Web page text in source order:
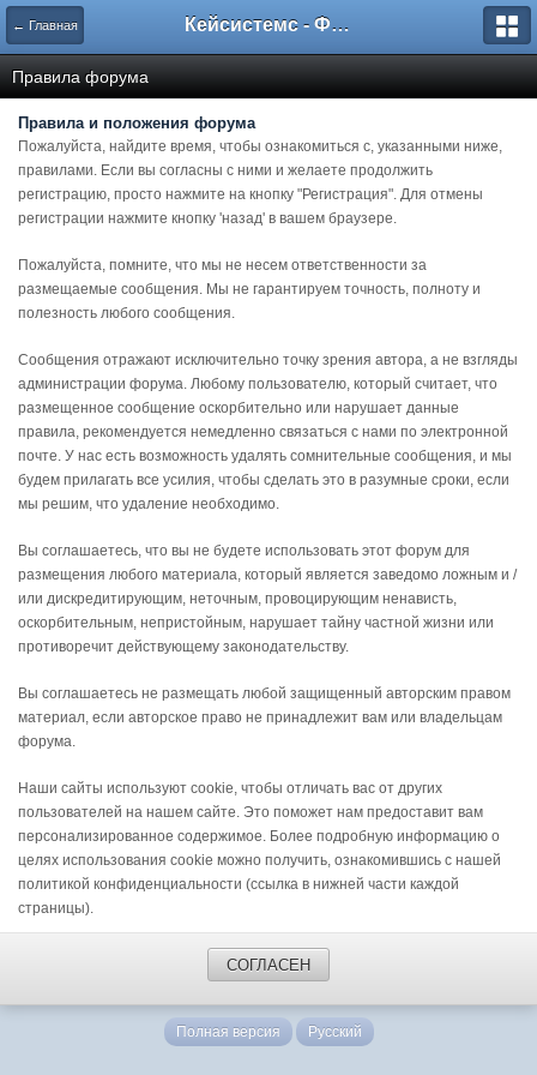
← Главная Кейсистемс - Форумы
Правила форума
Правила и положения форума
Пожалуйста, найдите время, чтобы ознакомиться с, указанными ниже,
правилами. Если вы согласны с ними и желаете продолжить
регистрацию, просто нажмите на кнопку "Регистрация". Для отмены
регистрации нажмите кнопку 'назад' в вашем браузере.
Пожалуйста, помните, что мы не несем ответственности за
размещаемые сообщения. Мы не гарантируем точность, полноту и
полезность любого сообщения.
Сообщения отражают исключительно точку зрения автора, а не взгляды
администрации форума. Любому пользователю, который считает, что
размещенное сообщение оскорбительно или нарушает данные
правила, рекомендуется немедленно связаться с нами по электронной
почте. У нас есть возможность удалять сомнительные сообщения, и мы
будем прилагать все усилия, чтобы сделать это в разумные сроки, если
мы решим, что удаление необходимо.
Вы соглашаетесь, что вы не будете использовать этот форум для
размещения любого материала, который является заведомо ложным и /
или дискредитирующим, неточным, провоцирующим ненависть,
оскорбительным, непристойным, нарушает тайну частной жизни или
противоречит действующему законодательству.
Вы соглашаетесь не размещать любой защищенный авторским правом
материал, если авторское право не принадлежит вам или владельцам
форума.
Наши сайты используют cookie, чтобы отличать вас от других
пользователей на нашем сайте. Это поможет нам предоставит вам
персонализированное содержимое. Более подробную информацию о
целях использования cookie можно получить, ознакомившись с нашей
политикой конфиденциальности (ссылка в нижней части каждой
страницы).
СОГЛАСЕН
Полная версия Русский